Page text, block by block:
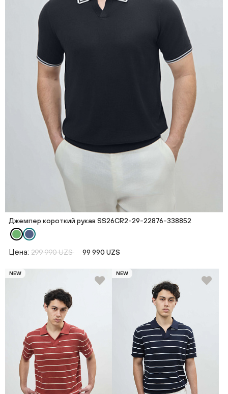
Джемпер короткий рукав SS26CR2-29-22876-338852
Цена: 299 990 UZS 99 990 UZS
NEW NEW